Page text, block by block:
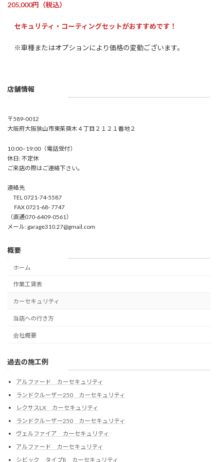
205,000円（税込）
セキュリティ・コーティングセットがおすすめです！
※車種またはオプションにより価格の変動ございます。
店舗情報
〒589-0012
大阪府大阪狭山市東茱萸木４丁目２１２１番地２
10:00–19:00（電話受付）
休日: 不定休
ご来店の際はご連絡下さい。
連絡先
TEL 0721-74-5587
FAX 0721-68- 7747
（直通070-6409-0561）
メール: garage310.27@gmail.com
概要
ホーム
作業工賃表
カーセキュリティ
当店への行き方
会社概要
過去の施工例
アルファード カーセキュリティ
ランドクルーザー250 カーセキュリティ
レクサスLX カーセキュリティ
ランドクルーザー250 カーセキュリティ
ヴェルファイア カーセキュリティ
アルファード カーセキュリティ
シビック タイプR カーセキュリティ